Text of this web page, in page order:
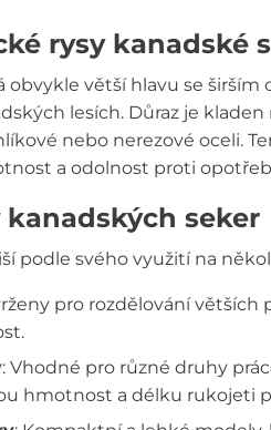
rysy kanadské
obvykle větší hlavu se
lesích. Důraz je
nebo nerezové oceli.
a odolnost proti
seker
podle svého využití na
pro rozdělování větších
: Vhodné pro různé druhy
hmotnost a délku rukojeti